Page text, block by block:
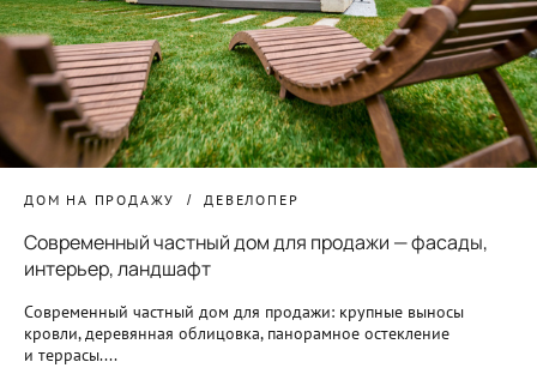
ДОМ НА ПРОДАЖУ ДЕВЕЛОПЕР
Современный частный дом для продажи — фасады,
интерьер, ландшафт
Современный частный дом для продажи: крупные выносы
кровли, деревянная облицовка, панорамное остекление
и террасы....